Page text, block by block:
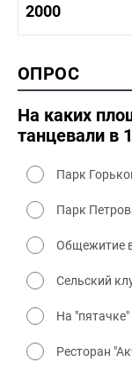
1990-2000
2000
2000
2000
ОПРОС
На каких
танцевали в
Парк
Парк
Общежитие
Сельский
На "пятачке"
Ресторан